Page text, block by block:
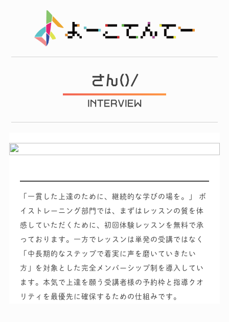
さん()/
INTERVIEW
「一貫した上達のために、継続的な学びの場を。」
ボ
イストレーニング部門では、まずはレッスンの質を体
感していただくために、初回体験レッスンを無料で承
っております。一方でレッスンは単発の受講ではなく
「中長期的なステップで着実に声を磨いていきたい
方」を対象とした完全メンバーシップ制を導入してい
ます。本気で上達を願う受講者様の予約枠と指導クオ
リティを最優先に確保するための仕組みです。